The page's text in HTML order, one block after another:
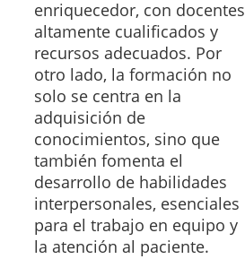
enriquecedor, con docentes
altamente cualificados y
recursos adecuados. Por
otro lado, la formación no
solo se centra en la
adquisición de
conocimientos, sino que
también fomenta el
desarrollo de habilidades
interpersonales, esenciales
para el trabajo en equipo y
la atención al paciente.